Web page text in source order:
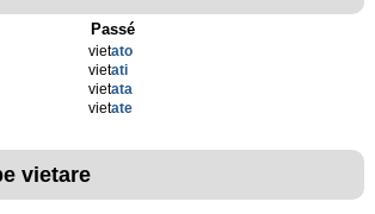
Passé
vietato
vietati
vietata
vietate
vietare